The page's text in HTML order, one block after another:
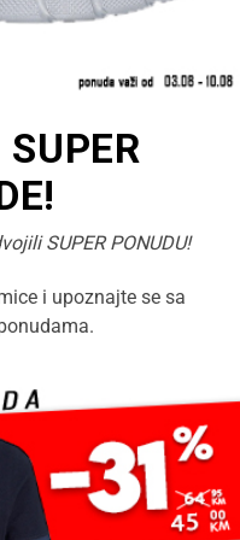
SUPER
SUPER PONUDU!
i upoznajte se sa